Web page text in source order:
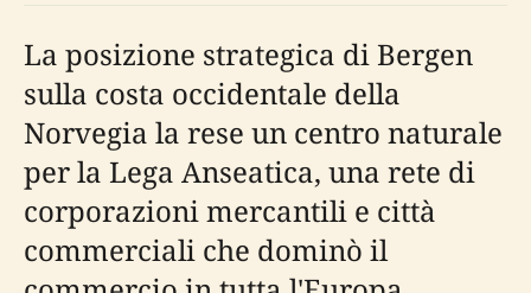
La posizione strategica di Bergen
sulla costa occidentale della
Norvegia la rese un centro naturale
per la Lega Anseatica, una rete di
corporazioni mercantili e città
commerciali che dominò il